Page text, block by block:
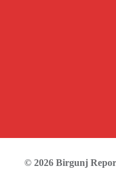
© 2026 Birgunj